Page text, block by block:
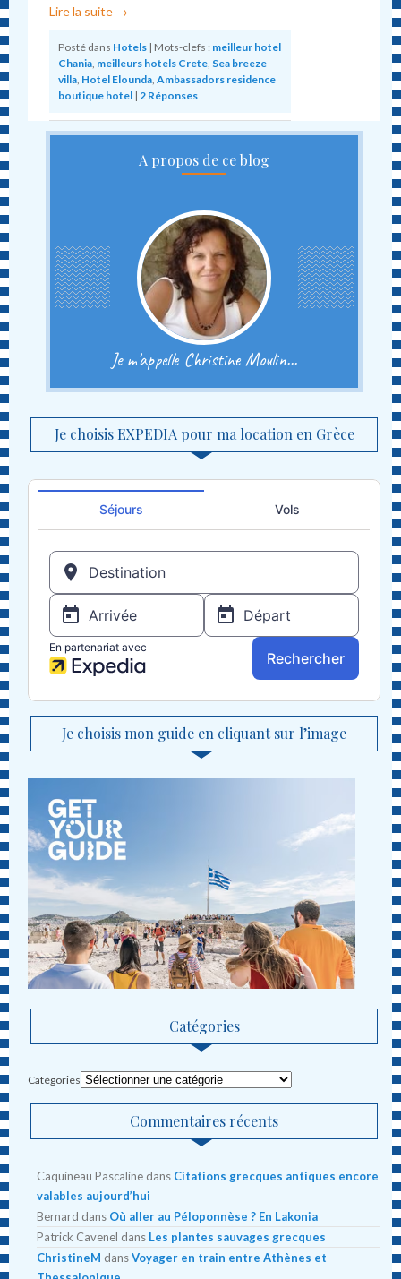
Lire la suite →
Posté dans Hotels | Mots-clefs : meilleur hotel
Chania meilleurs hotels Crete Sea breeze
villa Hotel Elounda ,Ambassadors residence
boutique hotel | 2 Réponses
A propos de ce blog
Je m'appelle Christine Moulin...
Je choisis EXPEDIA pour ma location en Grèce
Je choisis mon guide en cliquant sur l’image
Catégories
Catégories
Commentaires récents
Caquineau Pascaline dans Citations grecques antiques encore
valables aujourd’hui
Bernard dans Où aller au Péloponnèse ? En Lakonia
Patrick Cavenel dans Les plantes sauvages grecques
ChristineM dansVoyager en train entre Athènes et